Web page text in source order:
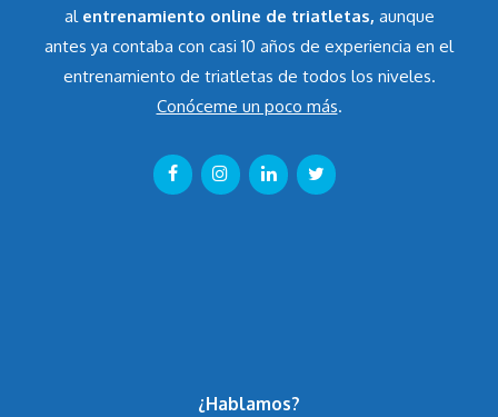
al entrenamiento online de triatletas, aunque
antes ya contaba con casi 10 años de experiencia en el
entrenamiento de triatletas de todos los niveles.
Conóceme un poco más.
¿Hablamos?